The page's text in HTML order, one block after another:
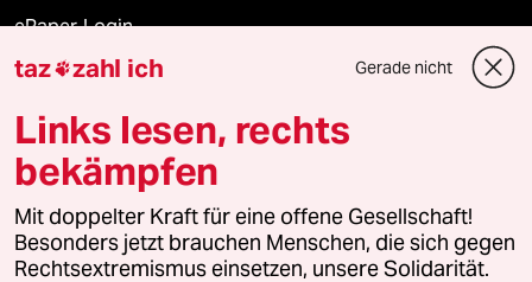
ePaper Login
Downloads für Abonnierende
© 2026 taz Verlags und Vertriebs GmbH
Alle Rechte vorbehalten. Bei rechtlichen Fragen oder für Genehmigungen
wenden Sie sich bitte an
lizenzen@taz.de
taz zahl ich Gerade nicht
Links lesen, rechts
bekämpfen
Mit doppelter Kraft für eine offene Gesellschaft!
Besonders jetzt brauchen Menschen, die sich gegen
Rechtsextremismus einsetzen, unsere Solidarität.